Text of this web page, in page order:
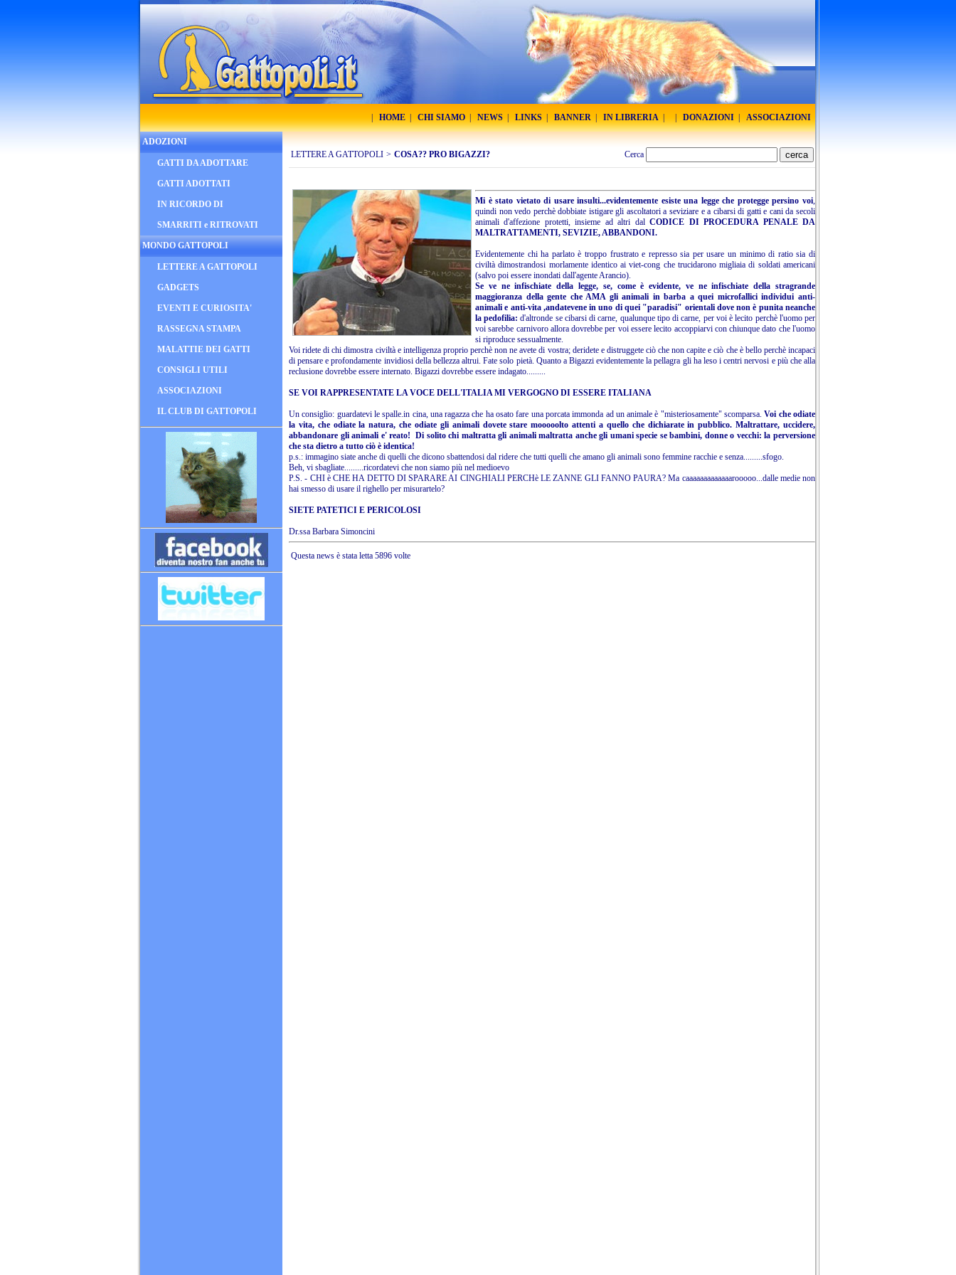
HOME CHI SIAMO NEWS LINKS BANNER IN LIBRERIA DONAZIONI ASSOCIAZIONI
ADOZIONI
GATTI DA ADOTTARE
GATTI ADOTTATI
IN RICORDO DI
SMARRITI e RITROVATI
MONDO GATTOPOLI
LETTERE A GATTOPOLI
GADGETS
EVENTI E CURIOSITA'
RASSEGNA STAMPA
MALATTIE DEI GATTI
CONSIGLI UTILI
ASSOCIAZIONI
IL CLUB DI GATTOPOLI
LETTERE A GATTOPOLI > COSA?? PRO BIGAZZI? Cerca
Mi è stato vietato di usare insulti...evidentemente esiste una legge che protegge persino voi,
quindi non vedo perchè dobbiate istigare gli ascoltatori a seviziare e a cibarsi di gatti e cani da secoli
animali d'affezione protetti, insieme ad altri dalCODICE DI PROCEDURA PENALE DA
MALTRATTAMENTI, SEVIZIE, ABBANDONI.
Evidentemente chi ha parlato è troppo frustrato e represso sia per usare un minimo di ratio sia di
civiltà dimostrandosi morlamente identico ai viet-cong che trucidarono migliaia di soldati americani
(salvo poi essere inondati dall'agente Arancio).
Se ve ne infischiate della legge, se, come è evidente, ve ne infischiate della stragrande
maggioranza della gente che AMA gli animali in barba a quei microfallici individui anti-
animali e anti-vita ,andatevene in uno di quei "paradisi" orientali dove non è punita neanche
la pedofilia:d'altronde se cibarsi di carne, qualunque tipo di carne, per voi è lecito perchè l'uomo per
voi sarebbe carnivoro allora dovrebbe per voi essere lecito accoppiarvi con chiunque dato che l'uomo
si riproduce sessualmente.
Voi ridete di chi dimostra civiltà e intelligenza proprio perchè non ne avete di vostra; deridete e distruggete ciò che non capite e ciò che è bello perchè incapaci
di pensare e profondamente invidiosi della bellezza altrui. Fate solo pietà. Quanto a Bigazzi evidentemente la pellagra gli ha leso i centri nervosi e più che alla
reclusione dovrebbe essere internato. Bigazzi dovrebbe essere indagato.........
SE VOI RAPPRESENTATE LA VOCE DELL'ITALIA MI VERGOGNO DI ESSERE ITALIANA
Un consiglio: guardatevi le spalle.in cina, una ragazza che ha osato fare una porcata immonda ad un animale è "misteriosamente" scomparsa.Voi che odiate
la vita, che odiate la natura, che odiate gli animali dovete stare mooooolto attenti a quello che dichiarate in pubblico. Maltrattare, uccidere,
abbandonare gli animali e' reato! Di solito chi maltratta gli animali maltratta anche gli umani specie se bambini, donne o vecchi: la perversione
che sta dietro a tutto ciò è identica!
p.s.: immagino siate anche di quelli che dicono sbattendosi dal ridere che tutti quelli che amano gli animali sono femmine racchie e senza.........sfogo.
Beh, vi sbagliate.........ricordatevi che non siamo più nel medioevo
P.S. - CHI è CHE HA DETTO DI SPARARE AI CINGHIALI PERCHè LE ZANNE GLI FANNO PAURA? Ma caaaaaaaaaaaaarooooo...dalle medie non
hai smesso di usare il righello per misurartelo?
SIETE PATETICI E PERICOLOSI
Dr.ssa Barbara Simoncini
Questa news è stata letta 5896 volte